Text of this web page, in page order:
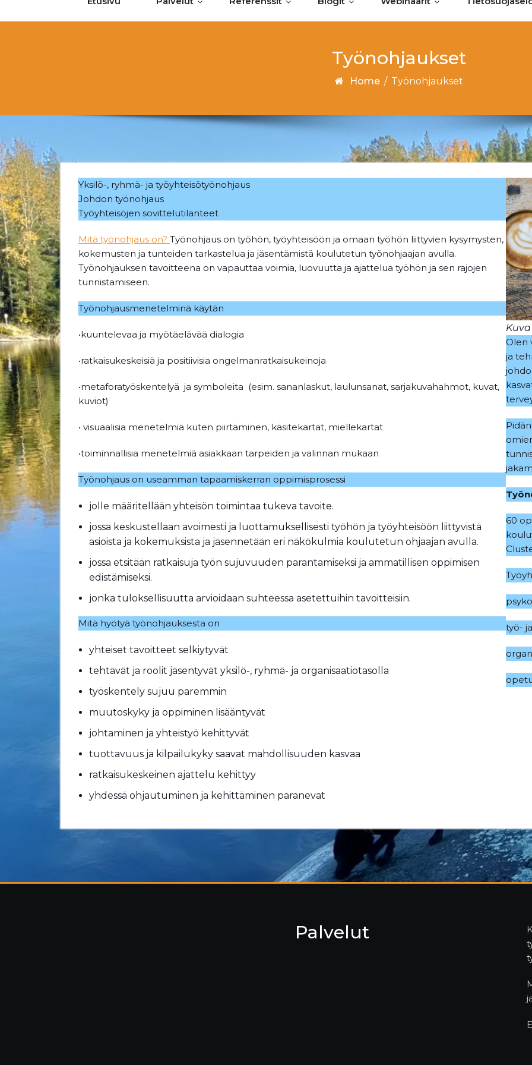
Työnohjaukset
Home / Työnohjaukset
Yksilö-, ryhmä- ja työyhteisötyönohjaus
Johdon työnohjaus
Työyhteisöjen sovittelutilanteet
Mitä työnohjaus on? Työnohjaus on työhön, työyhteisöön ja omaan työhön liittyvien kysymysten,
kokemusten ja tunteiden tarkastelua ja jäsentämistä koulutetun työnohjaajan avulla.
Työnohjauksen tavoitteena on vapauttaa voimia, luovuutta ja ajattelua työhön ja sen rajojen
tunnistamiseen.
Työnohjausmenetelminä käytän
•kuuntelevaa ja myötäelävää dialogia
•ratkaisukeskeisiä ja positiivisia ongelmanratkaisukeinoja
•metaforatyöskentelyä ja symboleita (esim. sananlaskut, laulunsanat, sarjakuvahahmot, kuvat,
kuviot)
• visuaalisia menetelmiä kuten piirtäminen, käsitekartat, miellekartat
•toiminnallisia menetelmiä asiakkaan tarpeiden ja valinnan mukaan
Työnohjaus on useamman tapaamiskerran oppimisprosessi
jolle määritellään yhteisön toimintaa tukeva tavoite.
jossa keskustellaan avoimesti ja luottamuksellisesti työhön ja työyhteisöön liittyvistä
asioista ja kokemuksista ja jäsennetään eri näkökulmia koulutetun ohjaajan avulla.
jossa etsitään ratkaisuja työn sujuvuuden parantamiseksi ja ammatillisen oppimisen
edistämiseksi.
jonka tuloksellisuutta arvioidaan suhteessa asetettuihin tavoitteisiin.
Mitä hyötyä työnohjauksesta on
yhteiset tavoitteet selkiytyvät
tehtävät ja roolit jäsentyvät yksilö-, ryhmä- ja organisaatiotasolla
työskentely sujuu paremmin
muutoskyky ja oppiminen lisääntyvät
johtaminen ja yhteistyö kehittyvät
tuottavuus ja kilpailukyky saavat mahdollisuuden kasvaa
ratkaisukeskeinen ajattelu kehittyy
yhdessä ohjautuminen ja kehittäminen paranevat
Olen
ja
60
työ-
Palvelut